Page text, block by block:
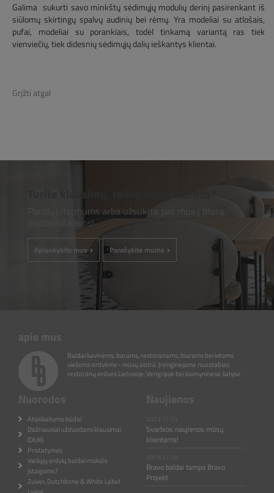
Galima sukurti savo minkštų sėdimųjų modulių derinį pasirenkant iš
siūlomų skirtingų spalvų audinių bei rėmų. Yra modeliai su atlošais,
pufai, modeliai su porankiais, todėl tinkamą variantą ras tiek
vienviečių, tiek didesnių sėdimųjų dalių ieškantys klientai.
Grįžti atgal
Turite klausimų, reikia konsultacijos?
Parašykite mums arba užsukite pas mus į biurą
puodeliui kavos!
Aplankykite mus Parašykite mums
Baldai kavinėms, barams, restoranams, biurams bei kitoms
viešoms erdvėms - mūsų aistra. Įrenginėjame nuostabias
restoranų erdves Lietuvoje, Vengrijoje bei kaimyninėse šalyse.
Atsiskaitymo būdai
Dažniausiai užduodami klausimai
(DUK)
Pristatymas
Viešųjų erdvių baldai mokslo
įstaigoms?
Zuiver, Dutchbone & White Label
Svarbios naujienos mūsų
klientams!
Bravo baldai tampa Bravo
Projekt